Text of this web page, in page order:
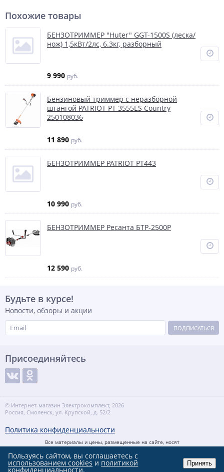
Похожие товары
БЕНЗОТРИММЕР "Huter" GGT-1500S (леска/
нож) 1,5кВт/2лс, 6.3кг, разборный
9 990 руб.
Бензиновый триммер с неразборной
штангой PATRIOT PT 3555ES Country
250108036
11 890 руб.
БЕНЗОТРИММЕР PATRIOT PT443
10 990 руб.
БЕНЗОТРИММЕР Ресанта БТР-2500Р
12 590 руб.
Будьте в курсе!
Новости, обзоры и акции
ПОДПИСАТЬСЯ
Присоединяйтесь
© Интернет-магазин Электрокомплект, 2026
Россия, Смоленск, ул. Крупской, д. 52/2
Политика конфиденциальности
Все материалы и цены, размещенные на сайте, носят
справочный характер и не являются ни публичной офертой,
определяемой положениями Статьи 437(2) Гражданского
кодекса Российской федерации, ни рекламой
Пользуясь сайтом, вы соглашаетесь с
использованием cookies и политикой
конфиденциальности.
Принять